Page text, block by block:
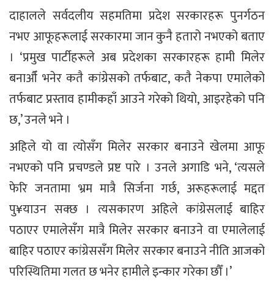
दाहालले सर्वदलीय सहमतिमा प्रदेश सरकारहरू पुनर्गठन
नभए आफूहरूलाई सरकारमा जान कुनै हतारो नभएको बताए
। ‘प्रमुख पार्टीहरूले अब प्रदेशका सरकारहरू हामी मिलेर
बनाऔँ भनेर कतै कांग्रेसको तर्फबाट, कतै नेकपा एमालेको
तर्फबाट प्रस्ताव हामीकहाँ आउने गरेको थियो, आइरहेको पनि
छ,’ उनले भने ।
अहिले यो वा त्योसँग मिलेर सरकार बनाउने खेलमा आफू
नभएको पनि प्रचण्डले प्रष्ट पारे । उनले अगाडि भने, ‘त्यसले
फेरि जनतामा भ्रम मात्रै सिर्जना गर्छ, अरूहरूलाई मद्दत
पु¥याउन सक्छ । त्यसकारण अहिले कांग्रेसलाई बाहिर
पठाएर एमालेसँग मात्रै मिलेर सरकार बनाउने वा एमालेलाई
बाहिर पठाएर कांग्रेससँग मिलेर सरकार बनाउने नीति आजको
परिस्थितिमा गलत छ भनेर हामीले इन्कार गरेका छौँ ।’